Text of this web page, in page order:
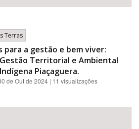
Terras
para a gestão e bem viver:
Territorial e Ambiental
Piaçaguera.
de Out de 2024 | 11 visualizações